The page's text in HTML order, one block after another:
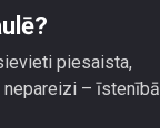
piesaista,
nepareizi – īstenībā